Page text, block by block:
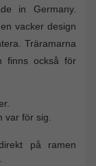
in Germany.
vacker design
Träramarna
finns också för
var för sig.
på ramen